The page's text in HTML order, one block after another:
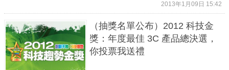
2013年1月09日 15:42
（抽獎名單公布）2012 科技金
獎：年度最佳 3C 產品總決選，
你投票我送禮